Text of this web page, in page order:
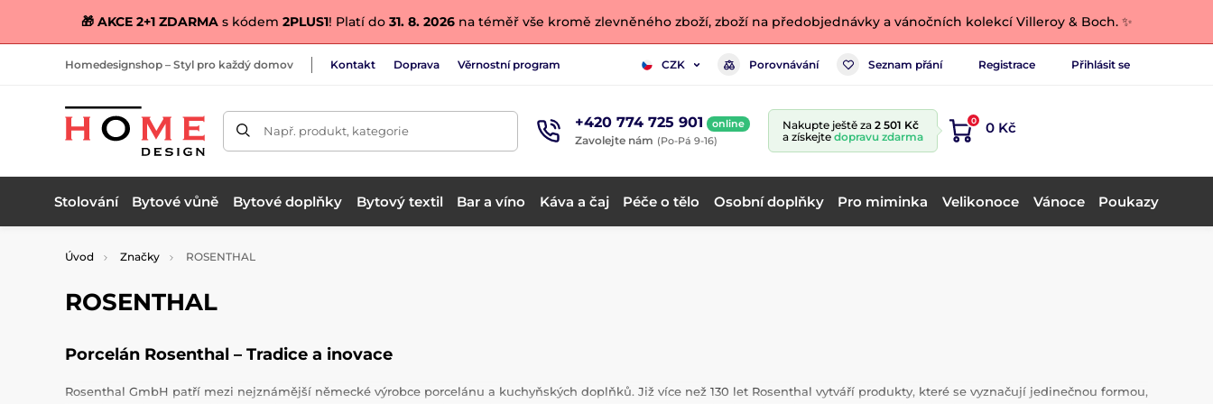
🎁 AKCE 2+1 ZDARMAs kódem 2PLUS1! Platí do31. 8. 2026na téměř vše kromě zlevněného zboží, zboží na předobjednávky a vánočních kolekcí Villeroy & Boch. ✨
Homedesignshop – Styl pro každý domov Kontakt Doprava Věrnostní program CZK Porovnávání Seznam přání Registrace Přihlásit se
Např. produkt, kategorie +420 774 725 901 online
Zavolejte nám (Po-Pá 9-16)
Nakupte ještě za 2 501 Kč
a získejte dopravu zdarma
0 0 Kč
Stolování Bytové vůně Bytové doplňky Bytový textil Bar a víno Káva a čaj Péče o tělo Osobní doplňky Pro miminka Velikonoce Vánoce Poukazy
Úvod Značky ROSENTHAL
ROSENTHAL
Porcelán Rosenthal – Tradice a inovace
Rosenthal GmbH patří mezi nejznámější německé výrobce porcelánu a kuchyňských doplňků. Již více než 130 let Rosenthal vytváří produkty, které se vyznačují jedinečnou formou,